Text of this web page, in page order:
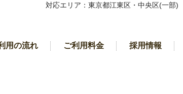
対応エリア：東京都江東区・中央区(一部)
用の流れ ご利用料金 採用情報